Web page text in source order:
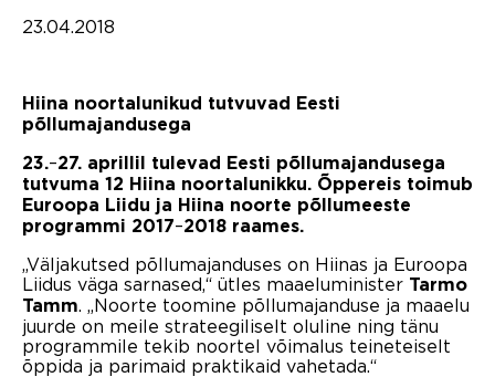
23.04.2018
Hiina noortalunikud tutvuvad Eesti
põllumajandusega
23.–27. aprillil tulevad Eesti põllumajandusega
tutvuma 12 Hiina noortalunikku. Õppereis toimub
Euroopa Liidu ja Hiina noorte põllumeeste
programmi 2017–2018 raames.
„Väljakutsed põllumajanduses on Hiinas ja Euroopa
Liidus väga sarnased,“ ütles maaeluminister Tarmo
Tamm. „Noorte toomine põllumajanduse ja maaelu
juurde on meile strateegiliselt oluline ning tänu
programmile tekib noortel võimalus teineteiselt
õppida ja parimaid praktikaid vahetada.“